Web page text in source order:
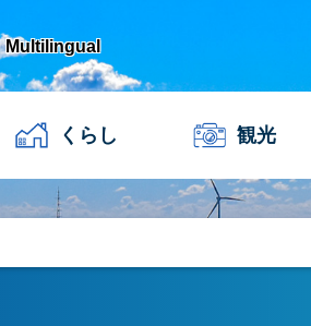
Multilingual
くらし 観光